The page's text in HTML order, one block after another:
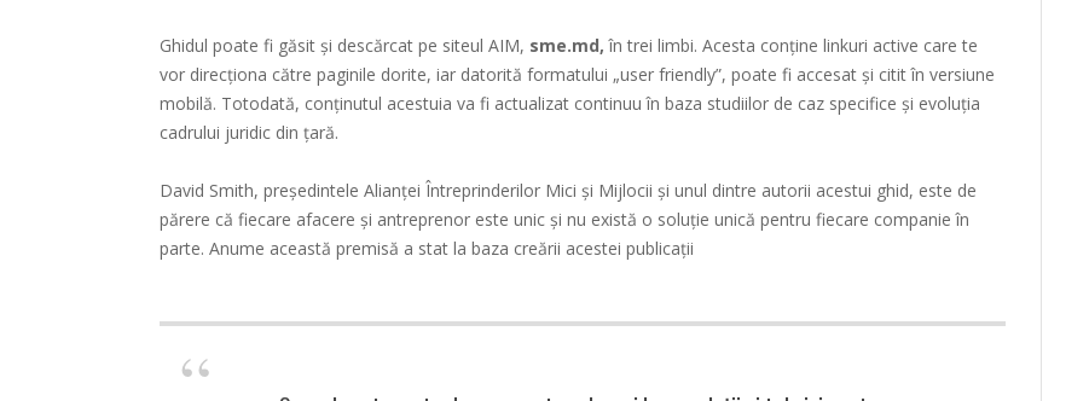
Ghidul poate fi găsit și descărcat pe siteul AIM, sme.md, în trei limbi. Acesta conține linkuri active care te
vor direcționa către paginile dorite, iar datorită formatului „user friendly”, poate fi accesat și citit în versiune
mobilă. Totodată, conținutul acestuia va fi actualizat continuu în baza studiilor de caz specifice și evoluția
cadrului juridic din țară.
David Smith, președintele Alianței Întreprinderilor Mici și Mijlocii și unul dintre autorii acestui ghid, este de
părere că fiecare afacere și antreprenor este unic și nu există o soluție unică pentru fiecare companie în
parte. Anume această premisă a stat la baza creării acestei publicații